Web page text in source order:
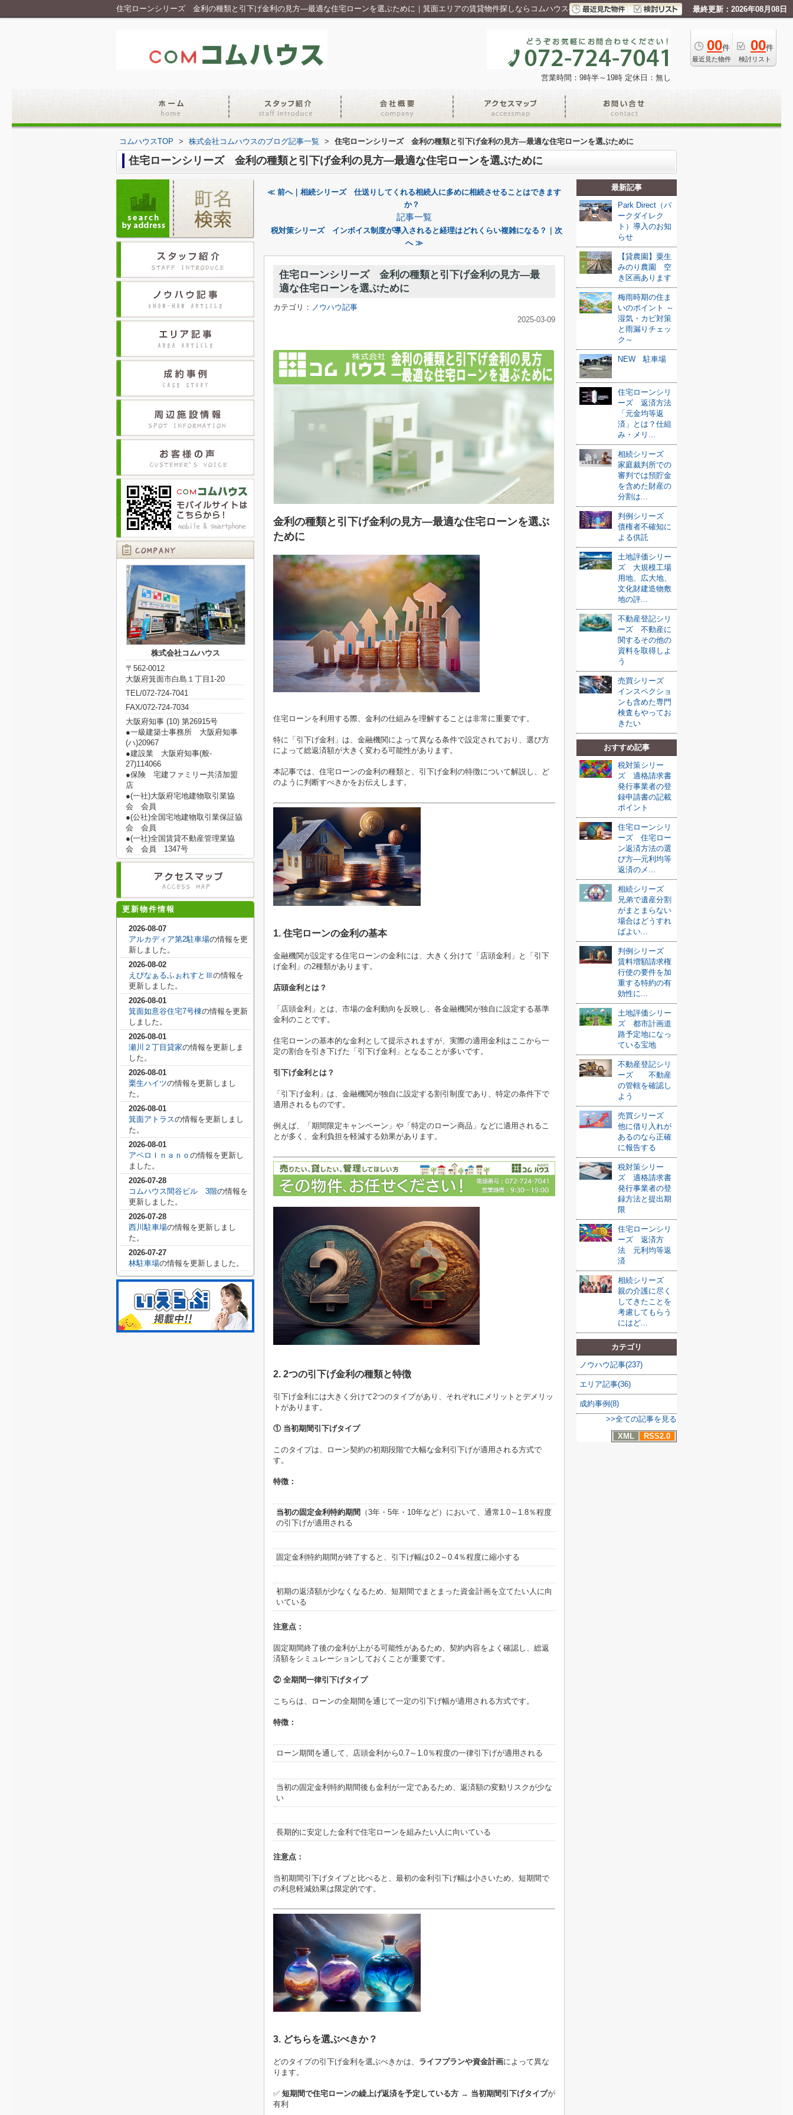
住宅ローンシリーズ 金利の種類と引下げ金利の見方—最適な住宅ローンを選ぶために｜箕面エリアの賃貸物件探しならコムハウスへ！ 最終更新：2026年08月08日
00件
最近見た物件
00件
検討リスト
営業時間：9時半～19時 定休日：無し
コムハウスTOP > 株式会社コムハウスのブログ記事一覧 > 住宅ローンシリーズ 金利の種類と引下げ金利の見方—最適な住宅ローンを選ぶために
住宅ローンシリーズ 金利の種類と引下げ金利の見方—最適な住宅ローンを選ぶために
≪ 前へ｜相続シリーズ 仕送りしてくれる相続人に多めに相続させることはできます
か？
記事一覧
税対策シリーズ インボイス制度が導入されると経理はどれくらい複雑になる？｜次
へ ≫
住宅ローンシリーズ 金利の種類と引下げ金利の見方—最
適な住宅ローンを選ぶために
カテゴリ： ノウハウ記事
2025-03-09
金利の種類と引下げ金利の見方—最適な住宅ローンを選ぶ
ために
住宅ローンを利用する際、金利の仕組みを理解することは非常に重要です。
特に「引下げ金利」は、金融機関によって異なる条件で設定されており、選び方
によって総返済額が大きく変わる可能性があります。
本記事では、住宅ローンの金利の種類と、引下げ金利の特徴について解説し、ど
のように判断すべきかをお伝えします。
1. 住宅ローンの金利の基本
金融機関が設定する住宅ローンの金利には、大きく分けて「店頭金利」と「引下
げ金利」の2種類があります。
店頭金利とは？
「店頭金利」とは、市場の金利動向を反映し、各金融機関が独自に設定する基準
金利のことです。
住宅ローンの基本的な金利として提示されますが、実際の適用金利はここから一
定の割合を引き下げた「引下げ金利」となることが多いです。
引下げ金利とは？
「引下げ金利」は、金融機関が独自に設定する割引制度であり、特定の条件下で
適用されるものです。
例えば、「期間限定キャンペーン」や「特定のローン商品」などに適用されるこ
とが多く、金利負担を軽減する効果があります。
2. 2つの引下げ金利の種類と特徴
引下げ金利には大きく分けて2つのタイプがあり、それぞれにメリットとデメリッ
トがあります。
① 当初期間引下げタイプ
このタイプは、ローン契約の初期段階で大幅な金利引下げが適用される方式で
す。
特徴：
当初の固定金利特約期間 （3年・5年・10年など）において、通常1.0～1.8％程度
の引下げが適用される
固定金利特約期間が終了すると、引下げ幅は0.2～0.4％程度に縮小する
初期の返済額が少なくなるため、短期間でまとまった資金計画を立てたい人に向
いている
注意点：
固定期間終了後の金利が上がる可能性があるため、契約内容をよく確認し、総返
済額をシミュレーションしておくことが重要です。
② 全期間一律引下げタイプ
こちらは、ローンの全期間を通じて一定の引下げ幅が適用される方式です。
特徴：
ローン期間を通して、店頭金利から0.7～1.0％程度の一律引下げが適用される
当初の固定金利特約期間後も金利が一定であるため、返済額の変動リスクが少な
い
長期的に安定した金利で住宅ローンを組みたい人に向いている
注意点：
当初期間引下げタイプと比べると、最初の金利引下げ幅は小さいため、短期間で
の利息軽減効果は限定的です。
3. どちらを選ぶべきか？
どのタイプの引下げ金利を選ぶべきかは、 ライフプランや資金計画によって異な
ります。
✅ 短期間で住宅ローンの繰上げ返済を予定している方 → 当初期間引下げタイプが
有利
最新記事
Park Direct（パ
ークダイレク
ト）導入のお知
らせ
【貸農園】粟生
みのり農園 空
き区画あります
梅雨時期の住ま
いのポイント ～
湿気・カビ対策
と雨漏りチェッ
ク～
NEW 駐車場
住宅ローンシリ
ーズ 返済方法
「元金均等返
済」とは？仕組
み・メリ...
相続シリーズ
家庭裁判所での
審判では預貯金
を含めた財産の
分割は...
判例シリーズ
債権者不確知に
よる供託
土地評価シリー
ズ 大規模工場
用地、広大地、
文化財建造物敷
地の評...
不動産登記シリ
ーズ 不動産に
関するその他の
資料を取得しよ
う
売買シリーズ
インスペクショ
ンも含めた専門
検査もやってお
きたい
おすすめ記事
税対策シリー
ズ 適格請求書
発行事業者の登
録申請書の記載
ポイント
住宅ローンシリ
ーズ 住宅ロー
ン返済方法の選
び方—元利均等
返済のメ...
相続シリーズ
兄弟で遺産分割
がまとまらない
場合はどうすれ
ばよい...
判例シリーズ
賃料増額請求権
行使の要件を加
重する特約の有
効性に...
土地評価シリー
ズ 都市計画道
路予定地になっ
ている宝地
不動産登記シリ
ーズ 不動産
の管轄を確認し
よう
売買シリーズ
他に借り入れが
あるのなら正確
に報告する
税対策シリー
ズ 適格請求書
発行事業者の登
録方法と提出期
限
住宅ローンシリ
ーズ 返済方
法 元利均等返
済
相続シリーズ
親の介護に尽く
してきたことを
考慮してもらう
にはど...
カテゴリ
ノウハウ記事(237)
エリア記事(36)
成約事例(8)
>>全ての記事を見る
XML
RSS2.0
株式会社コムハウス
〒562-0012
大阪府箕面市白島１丁目1-20
TEL/072-724-7041
FAX/072-724-7034
大阪府知事 (10) 第26915号
●一級建築士事務所 大阪府知事
(ハ)20967
●建設業 大阪府知事(般‐
27)114066
●保険 宅建ファミリー共済加盟
店
●(一社)大阪府宅地建物取引業協
会 会員
●(公社)全国宅地建物取引業保証協
会 会員
●(一社)全国賃貸不動産管理業協
会 会員 1347号
更新物件情報
2026-08-07
アルカディア第2駐車場の情報を更
新しました。
2026-08-02
えぴなぁるふぉれすとⅢ の情報を
更新しました。
2026-08-01
箕面如意谷住宅7号棟の情報を更新
しました。
2026-08-01
瀬川２丁目貸家の情報を更新しま
した。
2026-08-01
栗生ハイツの情報を更新しまし
た。
2026-08-01
箕面アトラスの情報を更新しまし
た。
2026-08-01
アペロＩｎａｎｏ の情報を更新し
ました。
2026-07-28
コムハウス間谷ビル 3階の情報を
更新しました。
2026-07-28
西川駐車場の情報を更新しまし
た。
2026-07-27
林駐車場の情報を更新しました。